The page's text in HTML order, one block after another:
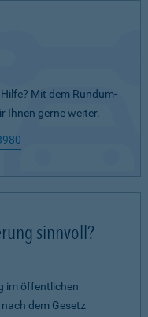
Mit dem Rundum-
Ihnen gerne weiter.
sinnvoll?
im öffentlichen
dem Gesetz